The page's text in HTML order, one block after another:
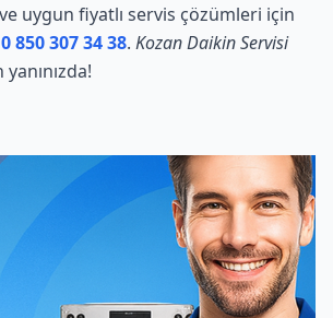
uygun fiyatlı servis çözümleri için
0 850 307 34 38. Kozan Daikin Servisi